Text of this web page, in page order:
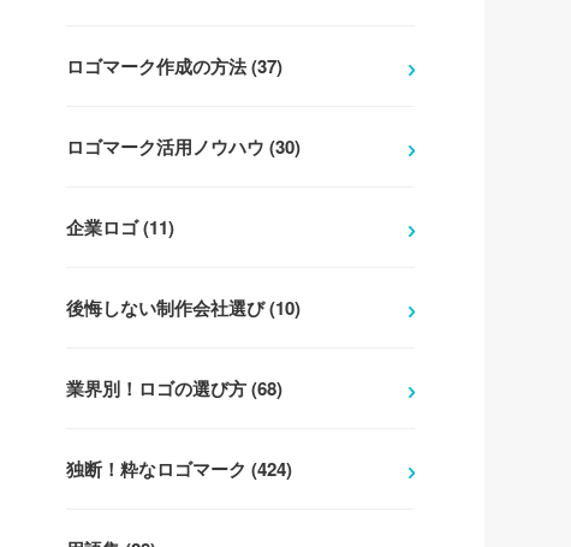
ロゴマーク作成の方法 (37)
ロゴマーク活用ノウハウ (30)
企業ロゴ (11)
後悔しない制作会社選び (10)
業界別！ロゴの選び方 (68)
独断！粋なロゴマーク (424)